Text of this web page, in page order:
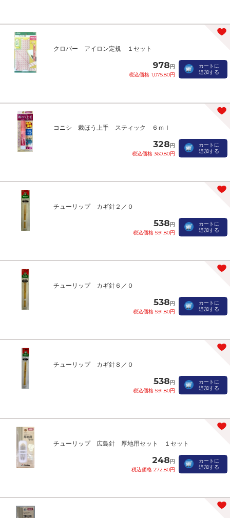
クロバー アイロン定規 １セット
978円
税込価格 1,075.80円
カートに
追加する
コニシ 裁ほう上手 スティック ６ｍｌ
328円
税込価格 360.80円
カートに
追加する
チューリップ カギ針２／０
538円
税込価格 591.80円
カートに
追加する
チューリップ カギ針６／０
538円
税込価格 591.80円
カートに
追加する
チューリップ カギ針８／０
538円
税込価格 591.80円
カートに
追加する
チューリップ 広島針 厚地用セット １セット
248円
税込価格 272.80円
カートに
追加する